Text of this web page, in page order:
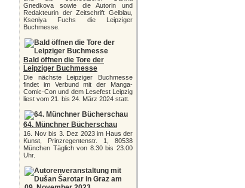
Gnedkova sowie die Autorin und
Redakteurin der Zeitschrift Gelblau,
Kseniya Fuchs die Leipziger
Buchmesse.
Bald öffnen die Tore der
Leipziger Buchmesse
Die nächste Leipziger Buchmesse
findet im Verbund mit der Manga-
Comic-Con und dem Lesefest Leipzig
liest vom 21. bis 24. März 2024 statt.
64. Münchner Bücherschau
16. Nov bis 3. Dez 2023 im Haus der
Kunst, Prinzregentenstr. 1, 80538
München Täglich von 8.30 bis 23.00
Uhr.